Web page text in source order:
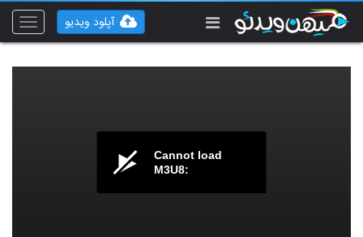
Toggle
آپلود ویدیو
Cannot load
M3U8: